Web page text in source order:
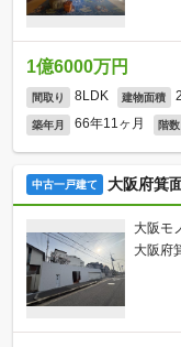
1億6000万円
間取り 8LDK 建物面積
築年月 66年11ヶ月 階数
中古一戸建て 大阪府箕
大阪モ
大阪府